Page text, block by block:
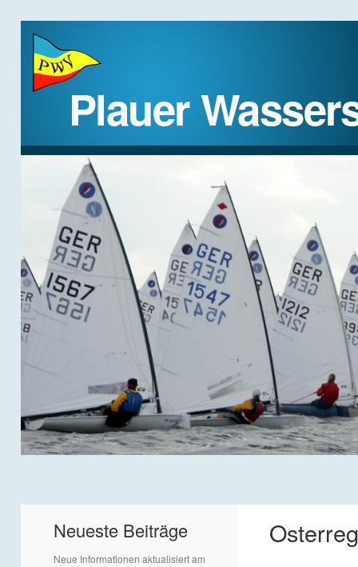
Plauer
STARTSEITE
Neueste Beiträge
Neue Informationen aktualisiert am